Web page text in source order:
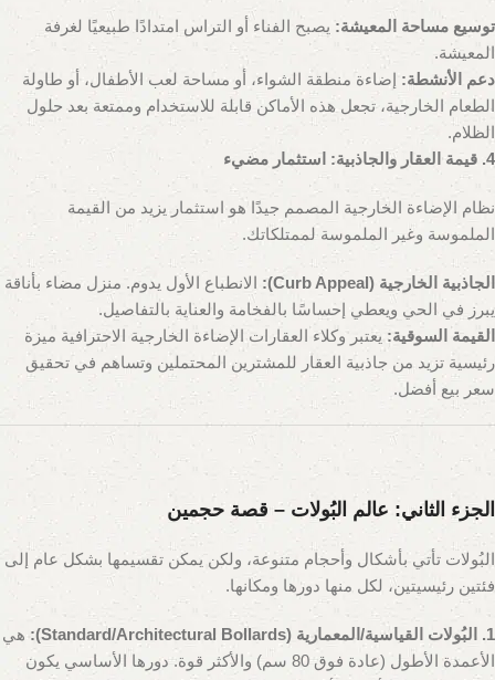
توسيع مساحة المعيشة: يصبح الفناء أو التراس امتدادًا طبيعيًا لغرفة
المعيشة.
دعم الأنشطة:إضاءة منطقة الشواء، أو مساحة لعب الأطفال، أو طاولة
الطعام الخارجية، تجعل هذه الأماكن قابلة للاستخدام وممتعة بعد حلول
الظلام.
4. قيمة العقار والجاذبية: استثمار مضيء
نظام الإضاءة الخارجية المصمم جيدًا هو استثمار يزيد من القيمة
الملموسة وغير الملموسة لممتلكاتك.
الجاذبية الخارجية (Curb Appeal):
الانطباع الأول يدوم. منزل مضاء بأناقة
يبرز في الحي ويعطي إحساسًا بالفخامة والعناية بالتفاصيل.
القيمة السوقية: يعتبر وكلاء العقارات الإضاءة الخارجية الاحترافية ميزة
رئيسية تزيد من جاذبية العقار للمشترين المحتملين وتساهم في تحقيق
سعر بيع أفضل.
الجزء الثاني: عالم البُولات – قصة حجمين
البُولات تأتي بأشكال وأحجام متنوعة، ولكن يمكن تقسيمها بشكل عام إلى
فئتين رئيسيتين، لكل منها دورها ومكانها.
1. البُولات القياسية/المعمارية (Standard/Architectural Bollards):
هي
الأعمدة الأطول (عادة فوق 80 سم) والأكثر قوة. دورها الأساسي يكون